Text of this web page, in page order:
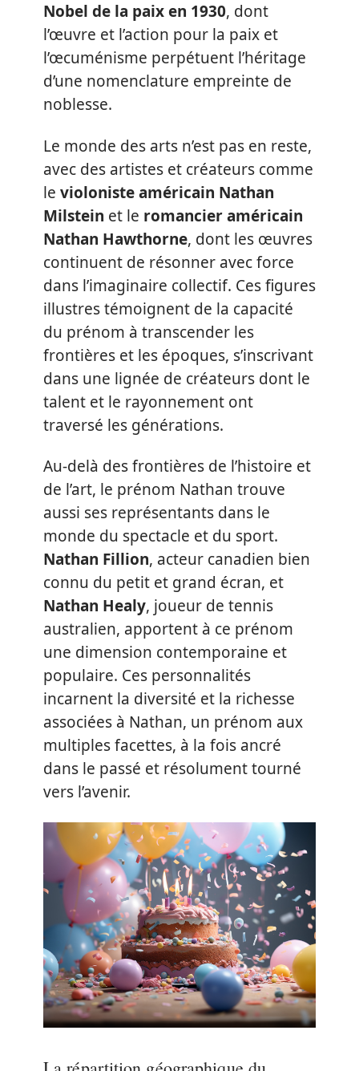
Nobel de la paix en 1930, dont
l’œuvre et l’action pour la paix et
l’œcuménisme perpétuent l’héritage
d’une nomenclature empreinte de
noblesse.
Le monde des arts n’est pas en reste,
avec des artistes et créateurs comme
le violoniste américain Nathan
Milstein et le romancier américain
Nathan Hawthorne, dont les œuvres
continuent de résonner avec force
dans l’imaginaire collectif. Ces figures
illustres témoignent de la capacité
du prénom à transcender les
frontières et les époques, s’inscrivant
dans une lignée de créateurs dont le
talent et le rayonnement ont
traversé les générations.
Au-delà des frontières de l’histoire et
de l’art, le prénom Nathan trouve
aussi ses représentants dans le
monde du spectacle et du sport.
Nathan Fillion, acteur canadien bien
connu du petit et grand écran, et
Nathan Healy, joueur de tennis
australien, apportent à ce prénom
une dimension contemporaine et
populaire. Ces personnalités
incarnent la diversité et la richesse
associées à Nathan, un prénom aux
multiples facettes, à la fois ancré
dans le passé et résolument tourné
vers l’avenir.